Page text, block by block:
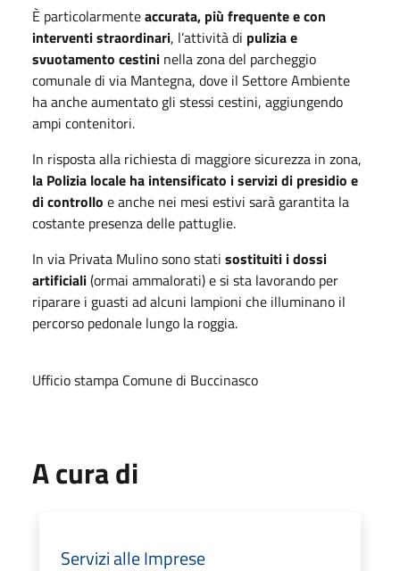
È particolarmenteaccurata, più frequente e con
interventi straordinari, l’attività di pulizia e
svuotamento cestini nella zona del parcheggio
comunale di via Mantegna, dove il Settore Ambiente
ha anche aumentato gli stessi cestini, aggiungendo
ampi contenitori.
In risposta alla richiesta di maggiore sicurezza in zona,
la Polizia locale ha intensificato i servizi di presidio e
di controllo e anche nei mesi estivi sarà garantita la
costante presenza delle pattuglie.
In via Privata Mulino sono stati sostituiti i dossi
artificiali(ormai ammalorati) e si sta lavorando per
riparare i guasti ad alcuni lampioni che illuminano il
percorso pedonale lungo la roggia.
Ufficio stampa Comune di Buccinasco
A cura di
Servizi alle Imprese